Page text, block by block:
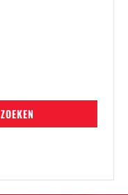
ZOEKEN